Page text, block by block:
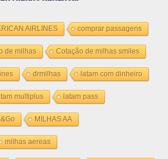
AIRLINES comprar passagens
de milhas Cotação de milhas smiles
drmilhas latam com dinheiro
multiplus latam pass
MILHAS AA
milhas aereas